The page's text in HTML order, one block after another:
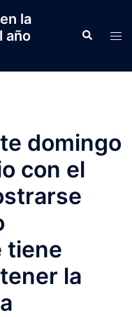
la
año
Search
domingo
con el
tiene
la